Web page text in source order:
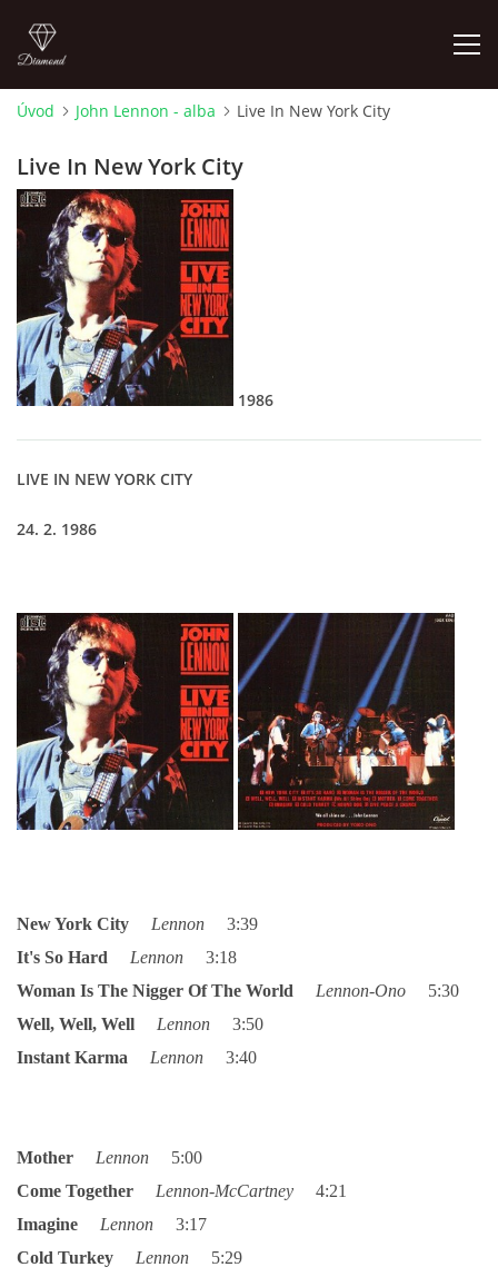
ÚVOD
HISTORIE - JAK TO ZAČALO
HISTORIE - BEATLEMANIE
HISTORIE - SERŽANT PEPŘ
HISTORIE - KONEC LEGENDY
HISTORIE - ...PO BEATLES
NÁSTROJE - LENNON
NÁSTROJE - LENNON II
NÁSTROJE - MCCARTNEY
NÁSTROJE - HARRISON
NÁSTROJE - RINGO STARR
NÁSTROJE - ZESILOVAČE/KOMBA
OBLEČENÍ
PODPISY
Úvod John Lennon - alba Live In New York City
Live In New York City
1986
LIVE IN NEW YORK CITY
24. 2. 1986
New York City Lennon 3:39
It's So Hard Lennon 3:18
Woman Is The Nigger Of The World Lennon-Ono 5:30
Well, Well, Well Lennon 3:50
Instant Karma Lennon 3:40
Mother Lennon 5:00
Come Together Lennon-McCartney 4:21
Imagine Lennon 3:17
Cold Turkey Lennon 5:29